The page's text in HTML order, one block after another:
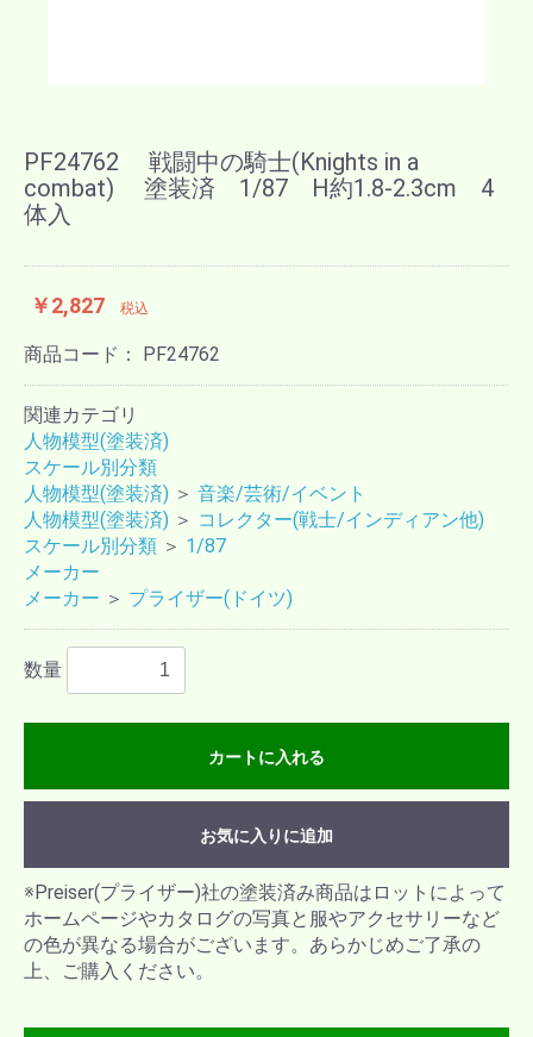
PF24762 戦闘中の騎士(Knights in a
combat) 塗装済 1/87 H約1.8-2.3cm 4
体入
￥2,827 税込
商品コード： PF24762
関連カテゴリ
人物模型(塗装済)
スケール別分類
人物模型(塗装済) ＞ 音楽/芸術/イベント
人物模型(塗装済) ＞ コレクター(戦士/インディアン他)
スケール別分類 ＞ 1/87
メーカー
メーカー ＞ プライザー(ドイツ)
数量
カートに入れる
お気に入りに追加
※Preiser(プライザー)社の塗装済み商品はロットによって
ホームページやカタログの写真と服やアクセサリーなど
の色が異なる場合がございます。あらかじめご了承の
上、ご購入ください。